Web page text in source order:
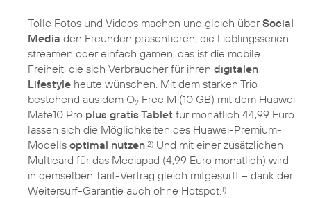
Tolle Fotos und Videos machen und gleich überSocial
Media den Freunden präsentieren, die Lieblingsserien
streamen oder einfach gamen, das ist die mobile
Freiheit, die sich Verbraucher für ihren digitalen
Lifestyle heute wünschen. Mit dem starken Trio
bestehend aus dem O2 Free M (10 GB) mit dem Huawei
Mate10 Pro plus gratis Tablet für monatlich 44,99 Euro
lassen sich die Möglichkeiten des Huawei-Premium-
Modells optimal nutzen 2) Und mit einer zusätzlichen
Multicard für das Mediapad (4,99 Euro monatlich) wird
in demselben Tarif-Vertrag gleich mitgesurft – dank der
Weitersurf-Garantie auch ohne Hotspot. 1)